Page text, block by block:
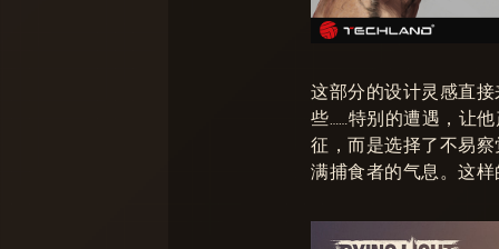
这部分的设计灵感直
些……特别的遭遇，让
征，而是选择了不易
满捕食者的气息。这